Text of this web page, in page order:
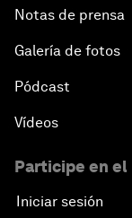
Notas de prensa
Galería de fotos
Pódcast
Vídeos
Participe en el
Iniciar sesión